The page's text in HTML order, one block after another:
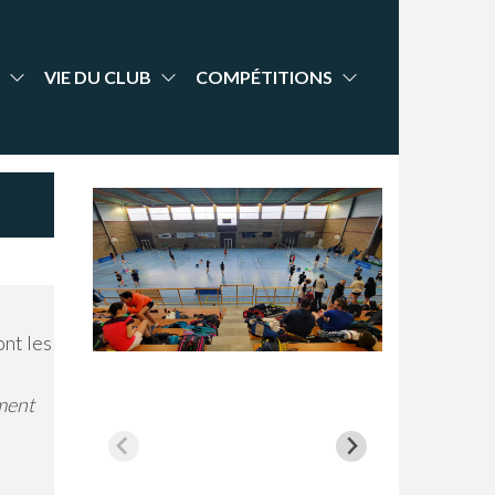
VIE DU CLUB COMPÉTITIONS
les